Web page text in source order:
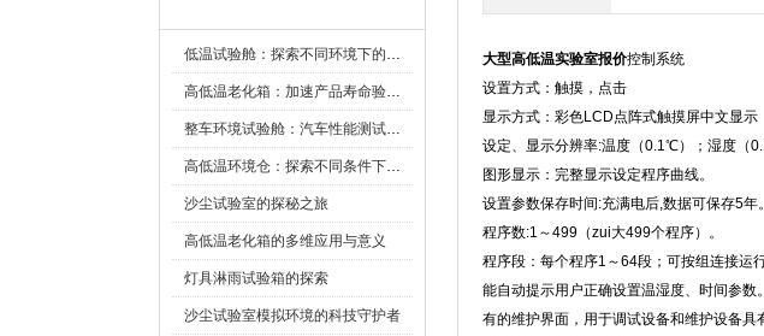
低温试验舱：探索不同环境下的科技边界
高低温老化箱：加速产品寿命验证的可靠伙伴
整车环境试验舱：汽车性能测试的设备
高低温环境仓：探索不同条件下的科学奥秘
沙尘试验室的探秘之旅
高低温老化箱的多维应用与意义
灯具淋雨试验箱的探索
沙尘试验室模拟环境的科技守护者
大型高低温实验室报价控制系统
设置方式：触摸，点击
显示方式：彩色LCD点阵式触摸屏中文显示
设定、显示分辨率:温度（0.1℃）；湿度（
图形显示：完整显示设定程序曲线。
设置参数保存时间:充满电后,数据可保存5年。
程序数:1～499（zui大499个程序）。
程序段：每个程序1～64段；可按组连接运行
能自动提示用户正确设置温湿度、时间参数。
有的维护界面，用于调试设备和维护设备具